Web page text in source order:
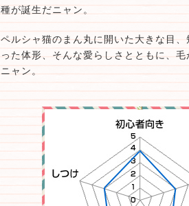
種が誕生だニャン。
ペルシャ猫のまん丸に開いた大きな目
った体形、そんな愛らしさとともに、
ニャン。